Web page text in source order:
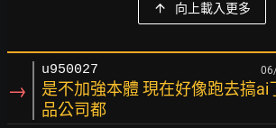
向上載入更多
→
u950027
是不加強本體 現在好像跑去搞ai
品公司都